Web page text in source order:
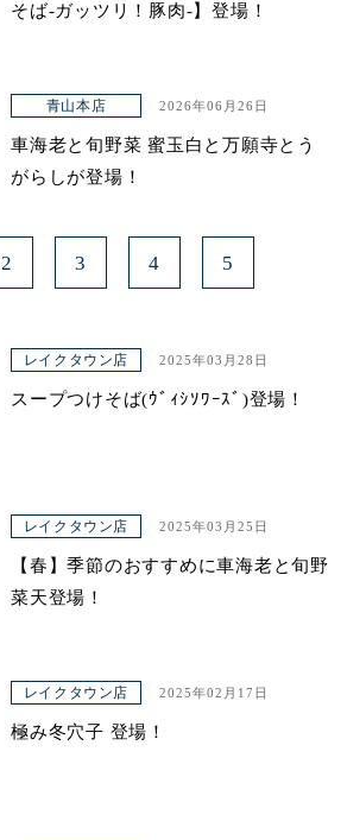
そば-ガッツリ！豚肉-】登場！
青山本店 2026年06月26日
車海老と旬野菜 蜜玉白と万願寺とう
がらしが登場！
2 3 4 5
レイクタウン店 2025年03月28日
スープつけそば(ｳﾞｨｼｿﾜｰｽﾞ)登場！
レイクタウン店 2025年03月25日
【春】季節のおすすめに車海老と旬野
菜天登場！
レイクタウン店 2025年02月17日
極み冬穴子 登場！